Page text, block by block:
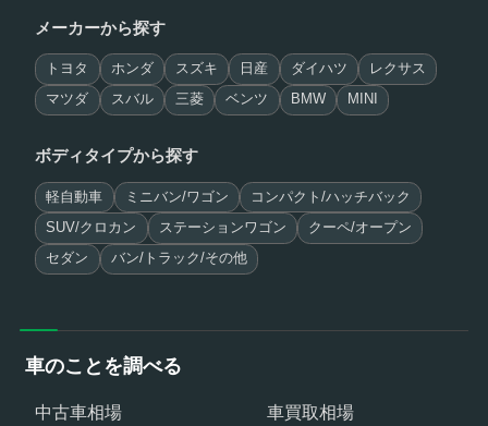
メーカーから探す
トヨタ ホンダ スズキ 日産 ダイハツ レクサス
マツダ スバル 三菱 ベンツ BMW MINI
ボディタイプから探す
軽自動車 ミニバン/ワゴン コンパクト/ハッチバック
SUV/クロカン ステーションワゴン クーペ/オープン
セダン バン/トラック/その他
車のことを調べる
中古車相場
車買取相場